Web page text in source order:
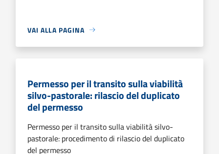
VAI ALLA PAGINA
Permesso per il transito sulla viabilità
silvo-pastorale: rilascio del duplicato
del permesso
Permesso per il transito sulla viabilità silvo-
pastorale: procedimento di rilascio del duplicato
del permesso